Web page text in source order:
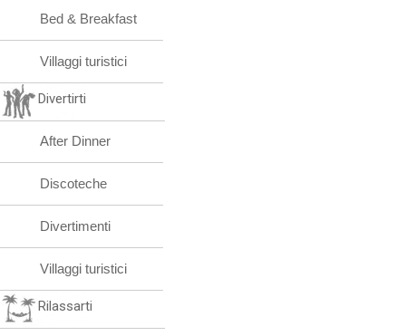
Bed & Breakfast
Villaggi turistici
Divertirti
After Dinner
Discoteche
Divertimenti
Villaggi turistici
Rilassarti